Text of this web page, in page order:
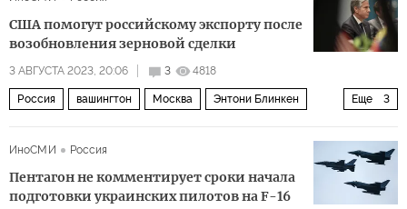
США помогут российскому экспорту после
возобновления зерновой сделки
3 АВГУСТА 2023, 20:06 3 4818
Еще 3
Россия вашингтон Москва Энтони Блинкен
ИноСМИ
Россия
Пентагон не комментирует сроки начала
подготовки украинских пилотов на F-16